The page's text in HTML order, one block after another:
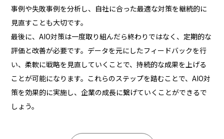
事例や失敗事例を分析し、自社に合った最適な対策を継続的に
見直すことも大切です。
最後に、AIO対策は一度取り組んだら終わりではなく、定期的な
評価と改善が必要です。データを元にしたフィードバックを行
い、柔軟に戦略を見直していくことで、持続的な成果を上げる
ことが可能になります。これらのステップを踏むことで、AIO対
策を効果的に実施し、企業の成長に繋げていくことができるで
しょう。